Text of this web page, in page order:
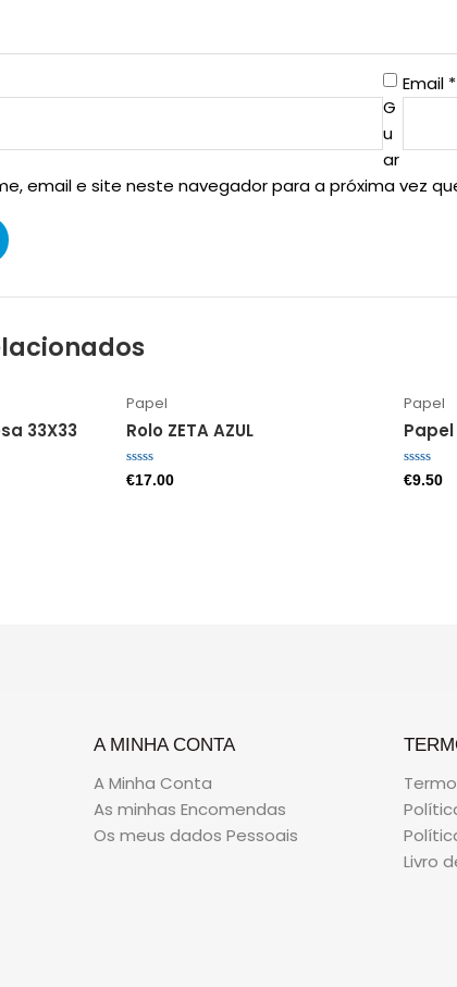
Email *
G
u
ar
email e site neste navegador para a próxima vez
33X33
Papel
Rolo ZETA AZUL
Avaliação
0
€17.00
Papel
Avaliação
0
€9.50
A MINHA CONTA
A Minha Conta
As minhas Encomendas
Os meus dados Pessoais
Livro